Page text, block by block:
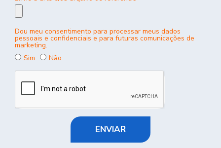
Dou meu consentimento para processar meus dados
pessoais e confidenciais e para futuras comunicações de
marketing.
Sim
Não
ENVIAR